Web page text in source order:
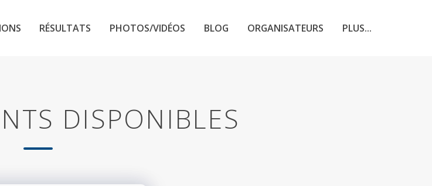
RÉSULTATS PHOTOS/VIDÉOS BLOG ORGANISATEURS PLUS...
DISPONIBLES